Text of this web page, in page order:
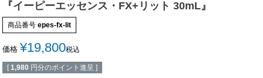
『イーピーエッセンス・FX+リット 30mL』
商品番号 epes-fx-lit
価格 ¥19,800税込
[ 1,980 円分のポイント進呈 ]